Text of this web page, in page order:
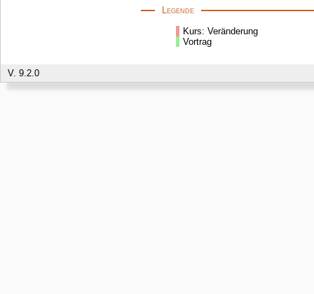
Legende
Kurs: Veränderung
Vortrag
V. 9.2.0